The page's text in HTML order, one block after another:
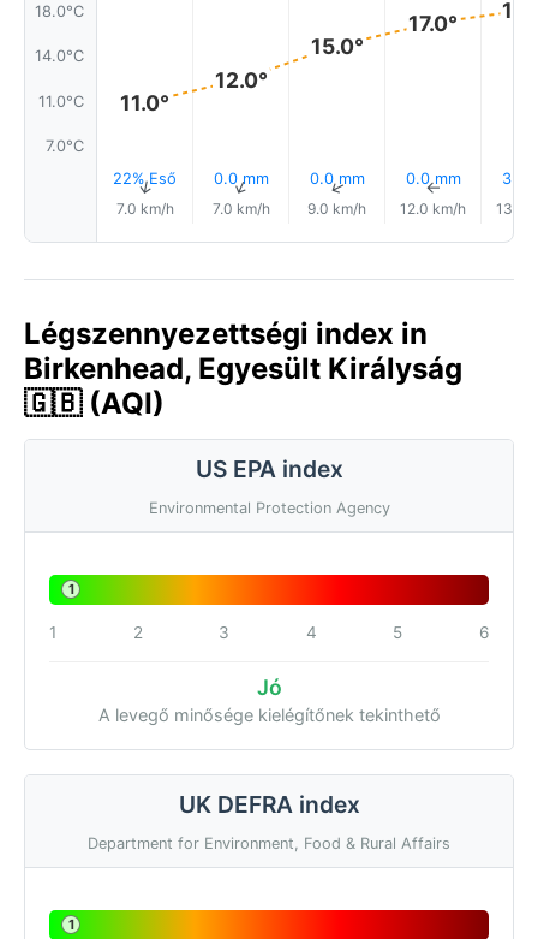
18.0°C
14.0°C
11.0°C
7.0°C
11.0°
22% Eső
↑
7.0 km/h
12.0°
0.0 mm
↑
7.0 km/h
15.0°
0.0 mm
↑
9.0 km/h
17.0°
0.0 mm
↑
12.0 km/h
3%
13.0
Légszennyezettségi index in
Birkenhead, Egyesült Királyság
🇬🇧 (AQI)
US EPA index
Environmental Protection Agency
1
1 2 3 4 5 6
Jó
A levegő minősége kielégítőnek tekinthető
UK DEFRA index
Department for Environment, Food & Rural Affairs
1